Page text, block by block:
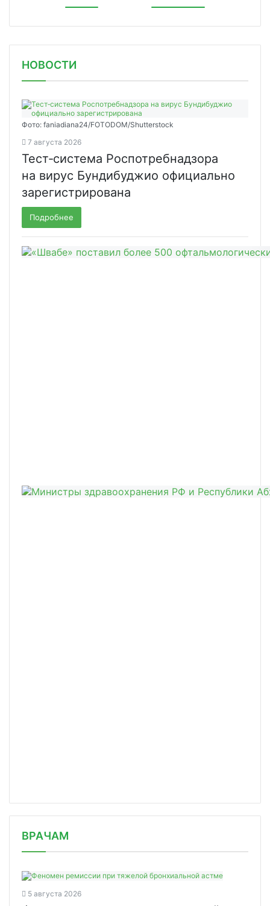
НОВОСТИ
Фото: faniadiana24/FOTODOM/Shutterstock
7 августа 2026
Тест‑система Роспотребнадзора
на вирус Бундибуджио официально
зарегистрирована
Подробнее
ВРАЧАМ
5 августа 2026